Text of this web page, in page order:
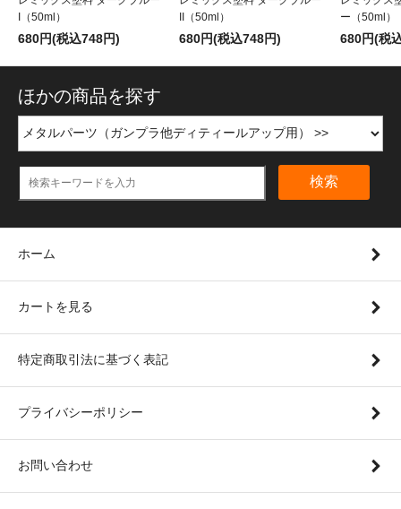
I（50ml）
680円(税込748円)
II（50ml）
680円(税込748円)
ー（50ml）
680円(税
ほかの商品を探す
検索
ホーム
カートを見る
特定商取引法に基づく表記
プライバシーポリシー
お問い合わせ